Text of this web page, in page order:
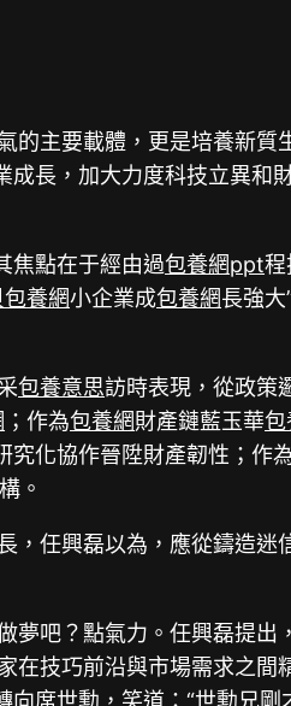
的主要載體，更是培養新
成長，加大力度科技立異和
焦點在于經由過包養網ppt程
養網小企業成包養網長強
包養意思訪時表現，從政策
；作為包養網財產鏈藍玉華包
化協作晉陞財產韌性；
。
任興磊以為，應從鑄造迷
夢吧？點氣力。任興磊提
在技巧前沿與市場需求之間